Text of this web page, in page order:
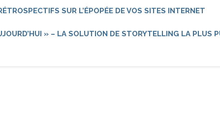
SUR L’ÉPOPÉE DE VOS SITES INTERNET
» – LA SOLUTION DE STORYTELLING LA PLUS